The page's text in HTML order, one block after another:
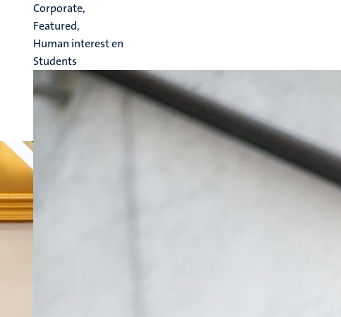
Corporate,
Featured,
Human interest en
Students